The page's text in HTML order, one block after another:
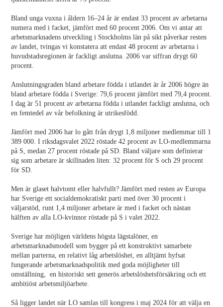
Bland unga vuxna i åldern 16–24 år är endast 33 procent av arbetarna
numera med i facket, jämfört med 60 procent 2006. Om vi antar att
arbetsmarknadens utveckling i Stockholms län på sikt påverkar resten
av landet, tvingas vi konstatera att endast 48 procent av arbetarna i
huvudstadsregionen är fackligt anslutna. 2006 var siffran drygt 60
procent.
Anslutningsgraden bland arbetare födda i utlandet är år 2006 högre än
bland arbetare födda i Sverige: 79,6 procent jämfört med 79,4 procent.
I dag är 51 procent av arbetarna födda i utlandet fackligt anslutna, och
en femtedel av vår befolkning är utrikesfödd.
Jämfört med 2006 har lo gått från drygt 1,8 miljoner medlemmar till 1
389 000. I riksdagsvalet 2022 röstade 42 procent av LO-medlemmarna
på S, medan 27 procent röstade på SD. Bland väljare som definierar
sig som arbetare är skillnaden liten: 32 procent för S och 29 procent
för SD.
Men är glaset halvtomt eller halvfullt? Jämfört med resten av Europa
har Sverige ett socialdemokratiskt parti med över 30 procent i
väljarstöd, runt 1,4 miljoner arbetare är med i facket och nästan
hälften av alla LO-kvinnor röstade på S i valet 2022.
Sverige har möjligen världens högsta lägstalöner, en
arbetsmarknadsmodell som bygger på ett konstruktivt samarbete
mellan parterna, en relativt låg arbetslöshet, en alltjämt hyfsat
fungerande arbetsmarknadspolitik med goda möjligheter till
omställning, en historiskt sett generös arbetslöshetsförsäkring och ett
ambitiöst arbetsmiljöarbete.
Så ligger landet när LO samlas till kongress i maj 2024 för att välja en